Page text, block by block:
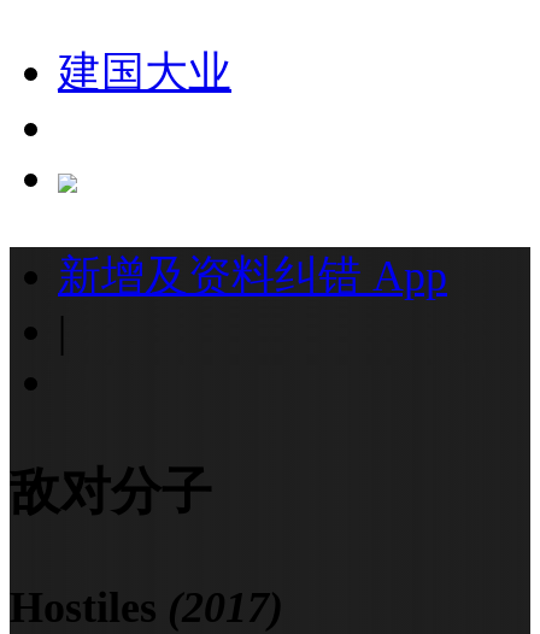
建国大业
新增及资料纠错 App
|
敌对分子
Hostiles (2017)